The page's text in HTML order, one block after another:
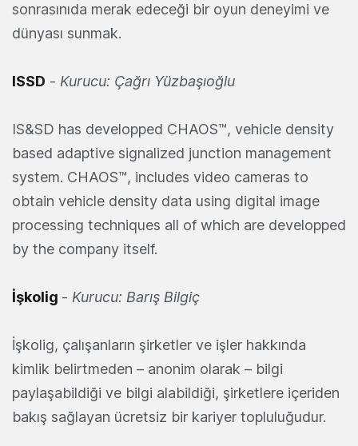
sonrasınıda merak edeceği bir oyun deneyimi ve
dünyası sunmak.
ISSD - Kurucu: Çağrı Yüzbaşıoğlu
IS&SD has developped CHAOS™, vehicle density
based adaptive signalized junction management
system. CHAOS™, includes video cameras to
obtain vehicle density data using digital image
processing techniques all of which are developped
by the company itself.
İşkolig - Kurucu: Barış Bilgiç
İşkolig, çalışanların şirketler ve işler hakkında
kimlik belirtmeden – anonim olarak – bilgi
paylaşabildiği ve bilgi alabildiği, şirketlere içeriden
bakış sağlayan ücretsiz bir kariyer topluluğudur.